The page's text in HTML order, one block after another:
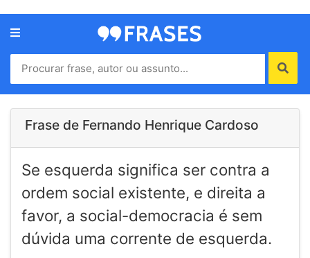
Menu
Home
Autores
de
Contato
Frase de Fernando Henrique Cardoso
Se esquerda significa ser contra a
ordem social existente, e direita a
favor, a social-democracia é sem
dúvida uma corrente de esquerda.